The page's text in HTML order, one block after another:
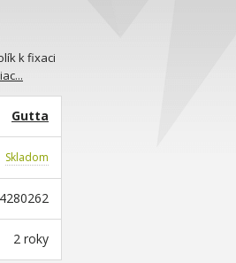
k fixaci
Gutta
Skladom
4280262
2 roky